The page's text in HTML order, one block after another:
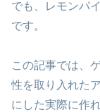
でも、レモンパ
です。
この記事では、
性を取り入れた
にした実際に作